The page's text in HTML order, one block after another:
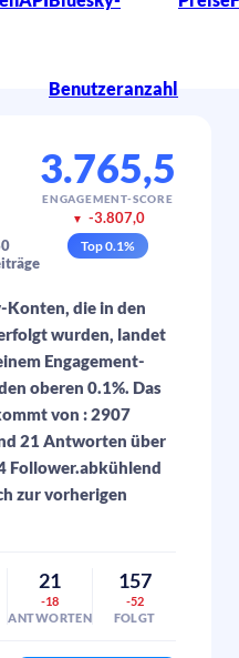
Benutzeranzahl
3.765,5
ENGAGEMENT-SCORE
▼ -3.807,0
Top0.1%
Konten, die in den
wurden, landet
Engagement-
oberen 0.1%. Das
von : 2907
21 Antworten über
Follower.abkühlend
zur vorherigen
21
-18
ANTWORTEN
157
-52
FOLGT